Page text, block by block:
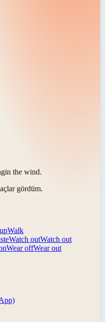
in the wind.
gördüm.
Walk
Watch outWatch out
Wear offWear out